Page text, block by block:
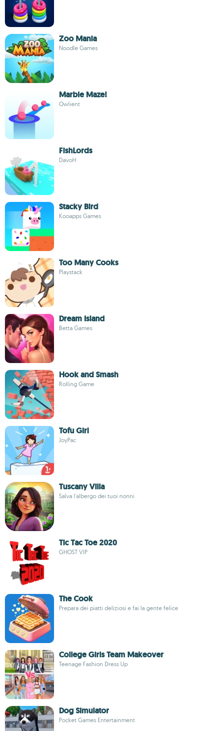
Zoo Mania
Noodle Games
Marble Maze!
Owlient
FishLords
DavoH
Stacky Bird
Kooapps Games
Too Many Cooks
Playstack
Dream Island
Betta Games
Hook and Smash
Rolling Game
Tofu Girl
JoyPac
Tuscany Villa
Salva l'albergo dei tuoi nonni
Tic Tac Toe 2020
GHOST VIP
The Cook
Prepara dei piatti deliziosi e fai la gente felice
College Girls Team Makeover
Teenage Fashion Dress Up
Dog Simulator
Pocket Games Entertainment